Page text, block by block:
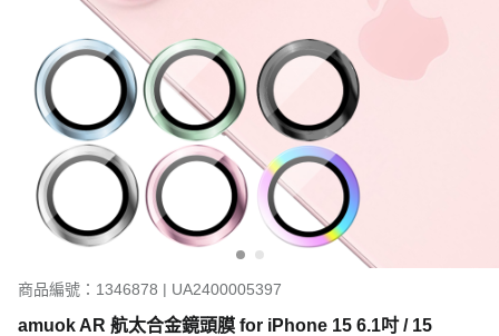
商品編號：1346878 | UA2400005397
amuok AR 航太合金鏡頭膜 for iPhone 15 6.1吋 / 15